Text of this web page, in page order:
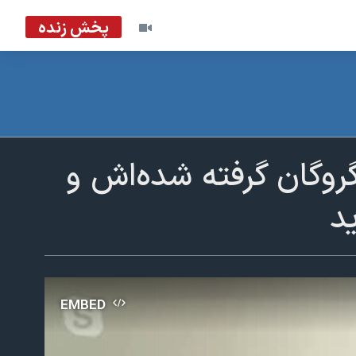
پخش زنده
گرفته شده‌اش و
EMBED